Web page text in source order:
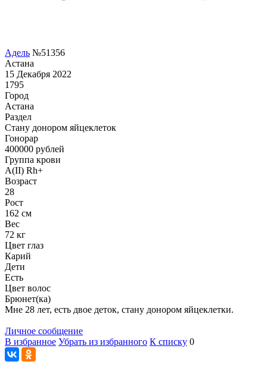
Адель №51356
Астана
15 Декабря 2022
1795
Город
Астана
Раздел
Стану донором яйцеклеток
Гонoрар
400000 рублей
Группа крови
A(II) Rh+
Возраст
28
Рост
162 см
Вес
72 кг
Цвет глаз
Карий
Дети
Есть
Цвет волос
Брюнет(ка)
Мне 28 лет, есть двое деток, стану донором яйцеклетки.
Личное сообщение
В избранное Убрать из избранного К списку 0